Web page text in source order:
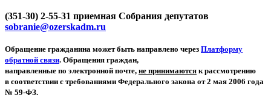
(351-30) 2-55-31 приемная Собрания депутатов
sobranie@ozerskadm.ru
Обращение гражданина может быть направлено через Платформу
обратной связи. Обращения граждан,
направленные по электронной почте, не принимаются к рассмотрению
в соответствии с требованиями Федерального закона от 2 мая 2006 года
№ 59-ФЗ.